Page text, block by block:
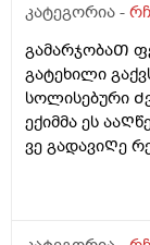
განმავლობაᲨი
ვერც
პრობლემებს
გავდივარ და
ან ცივი
არაფერი
გამოვვივლი
ქაᲦალზე
კატეგორია -
გამარჯობაᲗ
გატეხილი
სოლისებური
ექიმმა ეს
ვე გადავიᲦე
37.6და სიცხე